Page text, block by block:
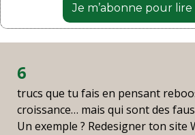
Je m’abonne pour lire
6
trucs que tu fais en pensant
croissance… mais qui sont des
Un exemple ? Redesigner ton site